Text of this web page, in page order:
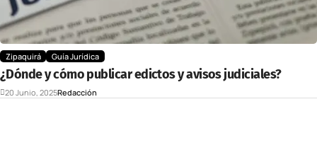
Zipaquirá Guía Jurídica
¿Dónde y cómo publicar edictos y avisos judiciales?
20 Junio, 2025Redacción